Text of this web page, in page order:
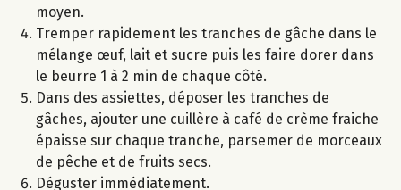
moyen.
Tremper rapidement les tranches de gâche dans le
mélange œuf, lait et sucre puis les faire dorer dans
le beurre 1 à 2 min de chaque côté.
Dans des assiettes, déposer les tranches de
gâches, ajouter une cuillère à café de crème fraiche
épaisse sur chaque tranche, parsemer de morceaux
de pêche et de fruits secs.
Déguster immédiatement.